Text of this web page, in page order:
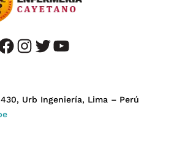
instagram twitter youtube
Urb Ingeniería, Lima – Perú